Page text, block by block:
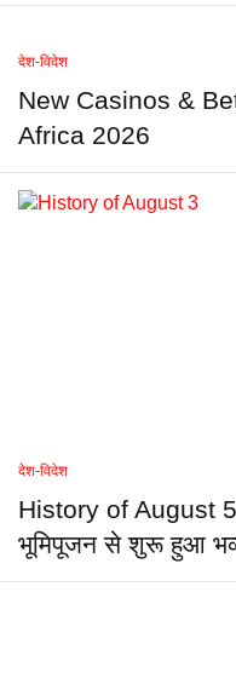
देश-विदेश
New Casinos &
Africa 2026
देश-विदेश
History of August 5:
भूमिपूजन से शुरू हुआ भव्य